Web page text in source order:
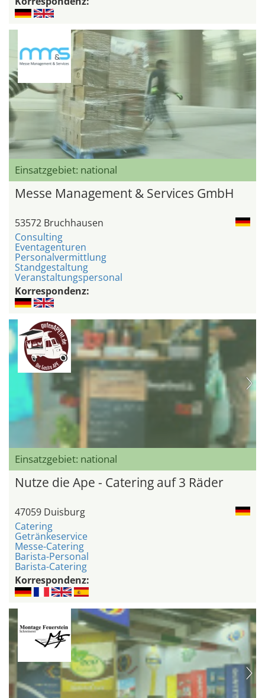
Einsatzgebiet: national
Messe Management & Services GmbH
53572 Bruchhausen
Consulting
Eventagenturen
Personalvermittlung
Standgestaltung
Veranstaltungspersonal
Korrespondenz:
Einsatzgebiet: national
Nutze die Ape - Catering auf 3 Räder
47059 Duisburg
Catering
Getränkeservice
Messe-Catering
Barista-Personal
Barista-Catering
Korrespondenz: